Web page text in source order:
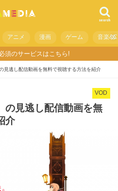
search
アニメ 漫画 ゲーム 音楽
須のサービスはこちら!
見逃し配信動画を無料で視聴する方法を紹介
VOD
の見逃し配信動画を無
介